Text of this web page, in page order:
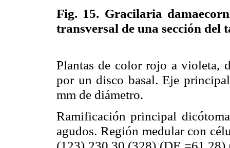
Fig. 15. Gracilaria
transversal de una sección del
Plantas de color rojo a violeta,
por un disco basal. Eje
mm de diámetro.
Ramificación principal
agudos. Región medular con